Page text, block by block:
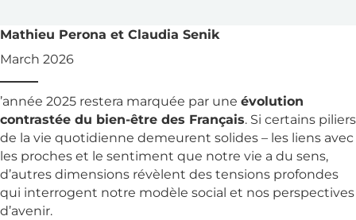
Mathieu Perona et Claudia Senik
March 2026
’année 2025 restera marquée par une évolution
contrastée du bien-être des Français. Si certains piliers
de la vie quotidienne demeurent solides – les liens avec
les proches et le sentiment que notre vie a du sens,
d’autres dimensions révèlent des tensions profondes
qui interrogent notre modèle social et nos perspectives
d’avenir.